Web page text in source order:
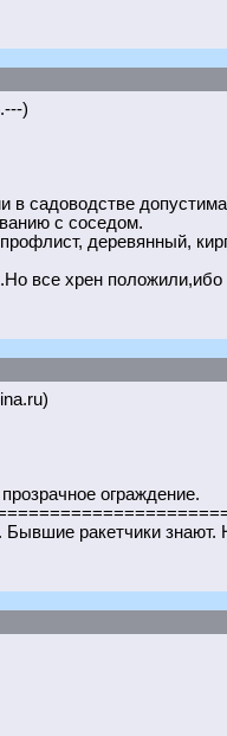
)
в садоводстве
с соседом.
деревянный,
все хрен
ограждение.
ракетчики знают.